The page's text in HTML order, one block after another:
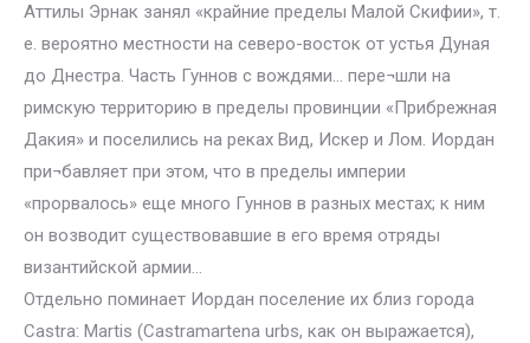
Аттилы Эрнак занял «крайние пределы Малой Скифии», т.
е. вероятно местности на северо-восток от устья Дуная
до Днестра. Часть Гуннов с вождями… пере¬шли на
римскую территорию в пределы провинции «Прибрежная
Дакия» и поселились на реках Вид, Искер и Лом. Иордан
при¬бавляет при этом, что в пределы империи
«прорвалось» еще много Гуннов в разных местах; к ним
он возводит существовавшие в его время отряды
византийской армии…
Отдельно поминает Иордан поселение их близ города
Castra: Martis (Castramartena urbs, как он выражается),